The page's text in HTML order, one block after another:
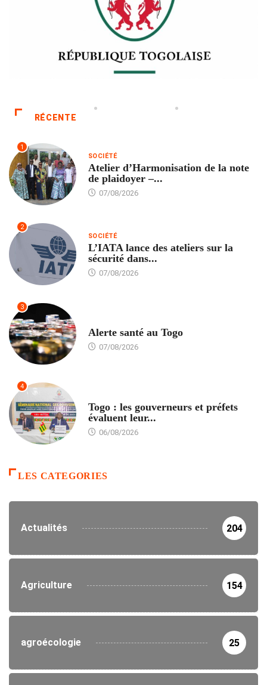
RÉCENTE
1
SOCIÉTÉ
Atelier d’Harmonisation de la note
de plaidoyer –...
07/08/2026
2
SOCIÉTÉ
L’IATA lance des ateliers sur la
sécurité dans...
07/08/2026
3
Alerte santé au Togo
07/08/2026
4
Togo : les gouverneurs et préfets
évaluent leur...
06/08/2026
LES CATEGORIES
Actualités 204
Agriculture 154
agroécologie 25